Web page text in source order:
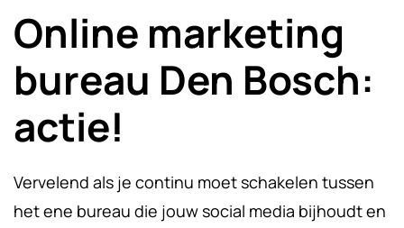
Online marketing
bureau Den Bosch:
actie!
Vervelend als je continu moet schakelen tussen
het ene bureau die jouw social media bijhoudt en